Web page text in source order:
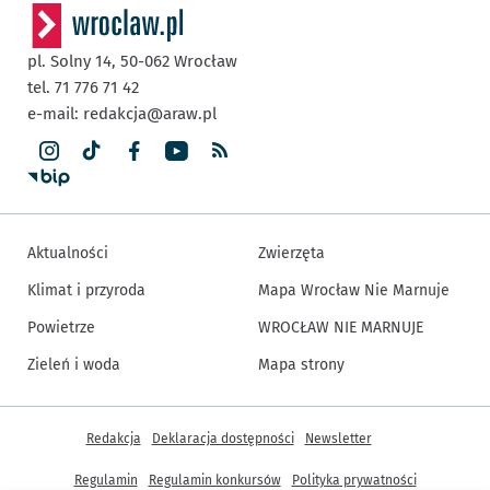
pl. Solny 14, 50-062 Wrocław
tel. 71 776 71 42
e-mail: redakcja@araw.pl
Aktualności
Klimat i przyroda
Powietrze
Zieleń i woda
Zwierzęta
Mapa Wrocław Nie Marnuje
WROCŁAW NIE MARNUJE
Mapa strony
Inne informacje
Redakcja Deklaracja dostępności Newsletter
Regulamin Regulamin konkursów Polityka prywatności